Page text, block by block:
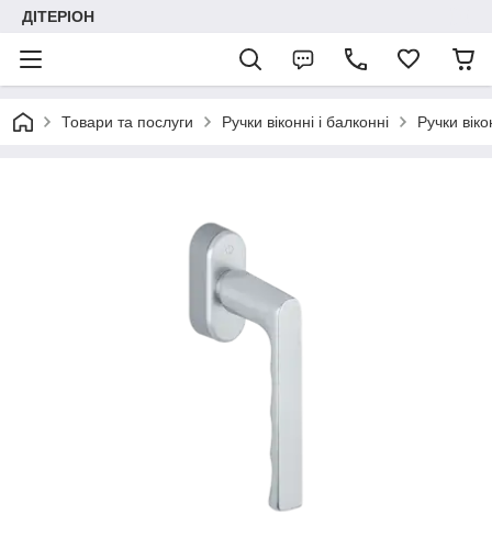
ДІТЕРІОН
Товари та послуги Ручки віконні і балконні Ручки